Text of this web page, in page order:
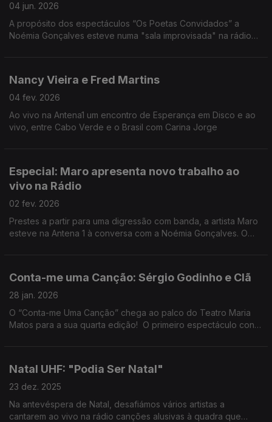
04 jun. 2026
A propósito dos espectáculos “Os Poetas Convidados” a
Noémia Gonçalves esteve numa "sala improvisada" na rádio
Nancy Vieira e Fred Martins
04 fev. 2026
Ao vivo na Antena1 um encontro de Esperança em Disco e ao
vivo, entre Cabo Verde e o Brasil com Carina Jorge
Especial: Maro apresenta novo trabalho ao
vivo na Rádio
02 fev. 2026
Prestes a partir para uma digressão com banda, a artista Maro
esteve na Antena 1 à conversa com a Noémia Gonçalves. O
Conta-me uma Canção: Sérgio Godinho e Clã
28 jan. 2026
O “Conta-me Uma Canção” chega ao palco do Teatro Maria
Matos para a sua quarta edição! O primeiro espectáculo conta
Natal UHF: "Podia Ser Natal"
23 dez. 2025
Na antevéspera de Natal, desafiámos vários artistas a
cantarem ao vivo na rádio canções alusivas à quadra que